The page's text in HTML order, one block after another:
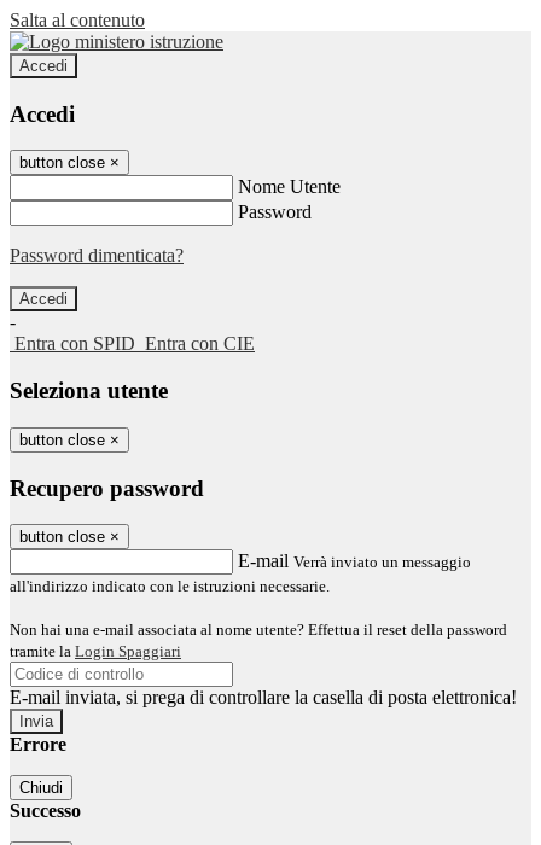
Salta al contenuto
Accedi
Accedi
button close ×
Nome Utente
Password
Password dimenticata?
-
Entra con SPID Entra con CIE
Seleziona utente
button close ×
Recupero password
button close ×
E-mail Verrà inviato un messaggio
all'indirizzo indicato con le istruzioni necessarie.
Non hai una e-mail associata al nome utente? Effettua il reset della password
tramite la Login Spaggiari
E-mail inviata, si prega di controllare la casella di posta elettronica!
Errore
Chiudi
Successo